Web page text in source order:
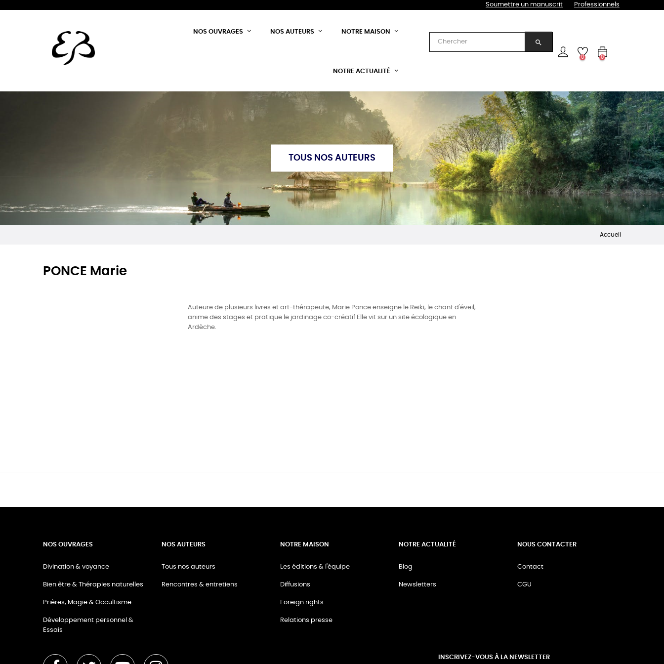
Soumettre un manuscrit Professionnels
NOS OUVRAGES NOS AUTEURS NOTRE MAISON
NOTRE ACTUALITÉ
search
0 0
TOUS NOS AUTEURS
Accueil
PONCE Marie
Auteure de plusieurs livres et art-thérapeute, Marie Ponce enseigne le Reïki, le chant d'éveil,
anime des stages et pratique le jardinage co-créatif Elle vit sur un site écologique en
Ardèche.
NOS OUVRAGES
Divination & voyance
Bien être & Thérapies naturelles
Prières, Magie & Occultisme
Développement personnel &
Essais
NOS AUTEURS
Tous nos auteurs
Rencontres & entretiens
NOTRE MAISON
Les éditions & l'équipe
Diffusions
Foreign rights
Relations presse
NOTRE ACTUALITÉ
Blog
Newsletters
NOUS CONTACTER
Contact
CGU
INSCRIVEZ-VOUS À LA NEWSLETTER